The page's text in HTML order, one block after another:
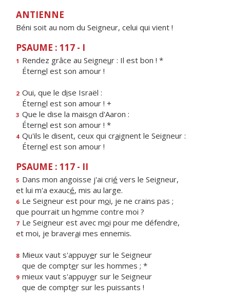
ANTIENNE
Béni soit au nom du Seigneur, celui qui vient !
PSAUME : 117 - I
1 Rendez grâce au Seigneur : Il est bon ! *
Éternel est son amour !
2 Oui, que le dise Israël :
Éternel est son amour ! +
3 Que le dise la maison d'Aaron :
Éternel est son amour ! *
4 Qu'ils le disent, ceux qui craignent le Seigneur :
Éternel est son amour !
PSAUME : 117 - II
5 Dans mon angoisse j'ai crié vers le Seigneur,
et lui m'a exaucé, mis au large.
6 Le Seigneur est pour moi, je ne crains pas ;
que pourrait un homme contre moi ?
7 Le Seigneur est avec moi pour me défendre,
et moi, je braverai mes ennemis.
8 Mieux vaut s'appuyer sur le Seigneur
que de compter sur les hommes ; *
9 mieux vaut s'appuyer sur le Seigneur
que de compter sur les puissants !